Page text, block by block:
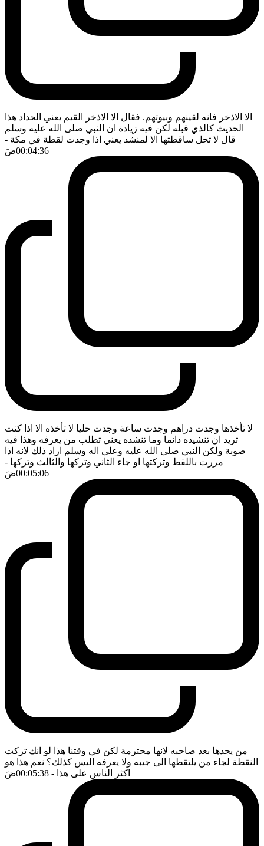
الا الاذخر فانه لقينهم وبيوتهم. فقال الا الاذخر القيم يعني الحداد هذا
الحديث كالذي قبله لكن فيه زيادة ان النبي صلى الله عليه وسلم
قال لا تحل ساقطتها الا لمنشد يعني اذا وجدت لقطة في مكة -
00:04:36ضَ
لا تأخذها وجدت دراهم وجدت ساعة وجدت حليا لا تأخذه الا اذا كنت
تريد ان تنشيده دائما وما تنشده يعني تطلب من يعرفه وهذا فيه
صوبة ولكن النبي صلى الله عليه وعلى اله وسلم اراد ذلك لانه اذا
مررت باللقط وتركتها او جاء الثاني وتركها والثالث وتركها -
00:05:06ضَ
من يجدها بعد صاحبه لانها محترمة لكن في وقتنا هذا لو انك تركت
النقطة لجاء من يلتقطها الى جيبه ولا يعرفه اليس كذلك؟ نعم هذا هو
اكثر الناس على هذا - 00:05:38 ضَ